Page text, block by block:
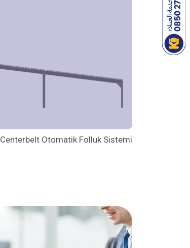
Centerbelt Otomatik Folluk Sistemi